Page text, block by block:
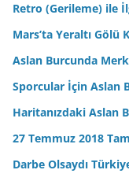
Retro (Gerileme) ile
Mars’ta Yeraltı Gölü
Aslan Burcunda
Sporcular İçin Aslan
Haritanızdaki Aslan
27 Temmuz 2018
Darbe Olsaydı